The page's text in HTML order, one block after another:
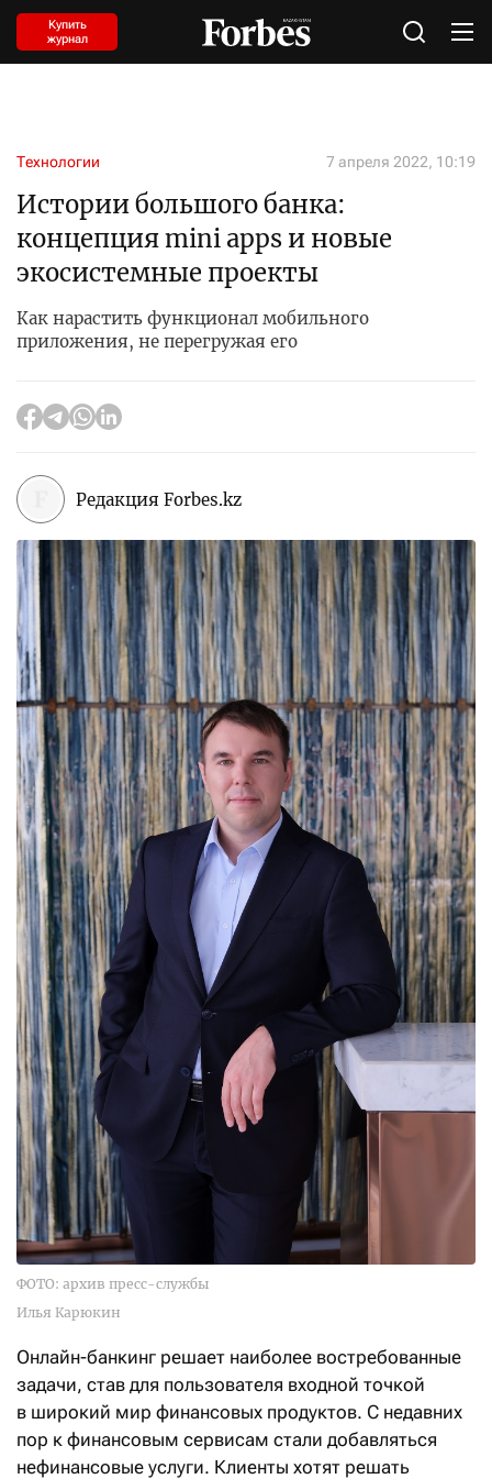
Купить
журнал
Технологии 7 апреля 2022, 10:19
Истории большого банка:
концепция mini apps и новые
экосистемные проекты
Как нарастить функционал мобильного
приложения, не перегружая его
Редакция Forbes.kz
ФОТО: архив пресс-службы
Илья Карюкин
Онлайн-банкинг решает наиболее востребованные
задачи, став для пользователя входной точкой
в широкий мир финансовых продуктов. С недавних
пор к финансовым сервисам стали добавляться
нефинансовые услуги. Клиенты хотят решать